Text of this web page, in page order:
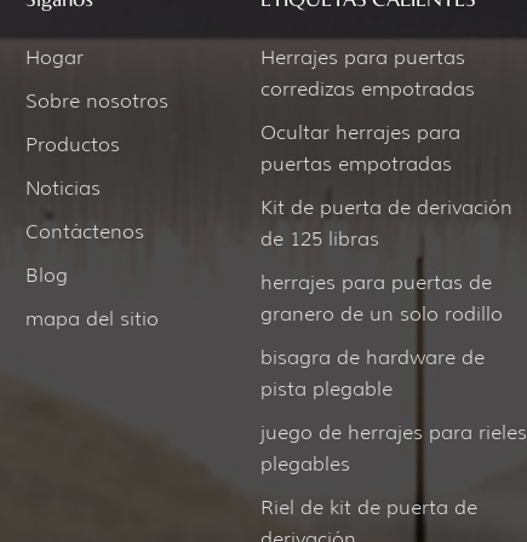
Hogar
Sobre nosotros
Productos
Noticias
Contáctenos
Blog
mapa del sitio
Herrajes para puertas
corredizas empotradas
Ocultar herrajes para
puertas empotradas
Kit de puerta de derivación
de 125 libras
herrajes para puertas de
granero de un solo rodillo
bisagra de hardware de
pista plegable
juego de herrajes para rieles
plegables
Riel de kit de puerta de